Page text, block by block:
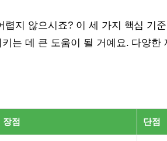
렵지 않으시죠? 이 세 가지 핵심 기
는 데 큰 도움이 될 거예요. 다양
장점 단점